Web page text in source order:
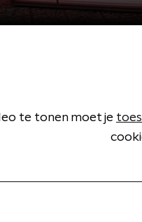
te tonen moet je